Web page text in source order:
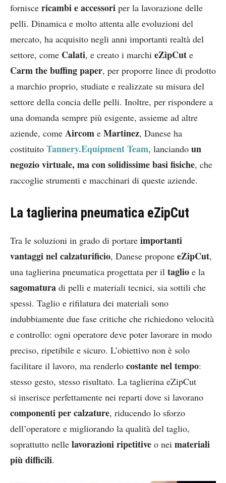
fornisce ricambi e accessori per la lavorazione delle
pelli. Dinamica e molto attenta alle evoluzioni del
mercato, ha acquisito negli anni importanti realtà del
settore, come Calati, e creato i marchi eZipCut e
Carm the buffing paper, per proporre linee di prodotto
a marchio proprio, studiate e realizzate su misura del
settore della concia delle pelli. Inoltre, per rispondere a
una domanda sempre più esigente, assieme ad altre
aziende, come Aircom e Martinez, Danese ha
costituito Tannery.Equipment Team, lanciando un
negozio virtuale, ma con solidissime basi fisiche, che
raccoglie strumenti e macchinari di queste aziende.
La taglierina pneumatica eZipCut
Tra le soluzioni in grado di portare importanti
vantaggi nel calzaturificio, Danese propone eZipCut,
una taglierina pneumatica progettata per il taglio e la
sagomatura di pelli e materiali tecnici, sia sottili che
spessi. Taglio e rifilatura dei materiali sono
indubbiamente due fase critiche che richiedono velocità
e controllo: ogni operatore deve poter lavorare in modo
preciso, ripetibile e sicuro. L’obiettivo non è solo
facilitare il lavoro, ma renderlo costante nel tempo:
stesso gesto, stesso risultato. La taglierina eZipCut
si inserisce perfettamente nei reparti dove si lavorano
componenti per calzature, riducendo lo sforzo
dell’operatore e migliorando la qualità del taglio,
soprattutto nelle lavorazioni ripetitive o nei materiali
più difficili.